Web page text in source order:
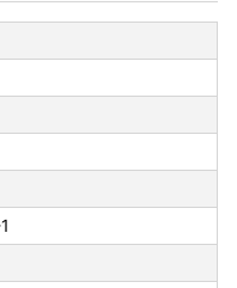
お盆期間につきまして
礼品に関するお問い合
す。
わせにつきましては、8/
だきます。
】